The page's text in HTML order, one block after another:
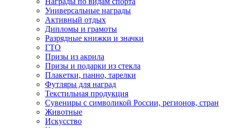
Универсальные награды
Активный отдых
Дипломы и грамоты
Разрядные книжки и значки
ГТО
Призы из акрила
Призы и подарки из стекла
Плакетки, панно, тарелки
Футляры для наград
Текстильная продукция
Сувениры с символикой России, регионов, стран
Животные
Искусство